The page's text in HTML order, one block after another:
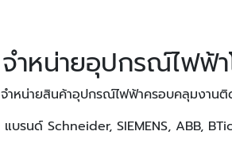
จำหน่ายอุปกรณ์ไฟฟ้า
ำหน่ายสินค้าอุปกรณ์ไฟฟ้าครอบคลุมงาน
รนด์ Schneider, SIEMENS, ABB,